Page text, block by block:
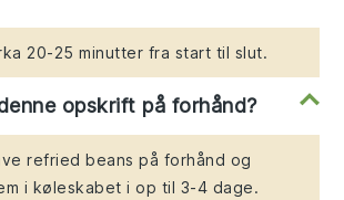
20-25 minutter fra start til slut.
opskrift på forhånd?
refried beans på forhånd og
i køleskabet i op til 3-4 dage.